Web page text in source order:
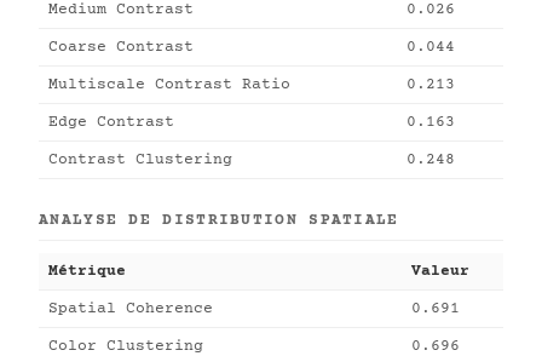
Medium Contrast 0.026
Coarse Contrast 0.044
Multiscale Contrast Ratio 0.213
Edge Contrast 0.163
Contrast Clustering 0.248
ANALYSE DE DISTRIBUTION SPATIALE
Métrique Valeur
Spatial Coherence 0.691
Color Clustering 0.696